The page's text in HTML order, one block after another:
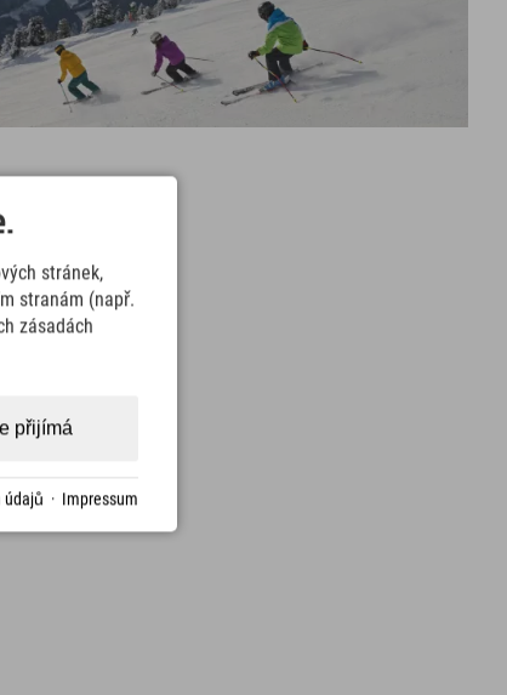
stránek,
stranám (např.
zásadách
přijímá
údajů · Impressum